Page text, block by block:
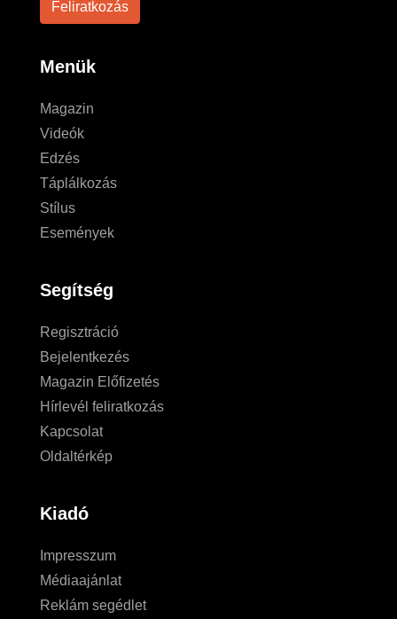
Menük
Magazin
Videók
Edzés
Táplálkozás
Stílus
Események
Segítség
Regisztráció
Bejelentkezés
Magazin Előfizetés
Hírlevél feliratkozás
Kapcsolat
Oldaltérkép
Kiadó
Impresszum
Médiaajánlat
Reklám segédlet